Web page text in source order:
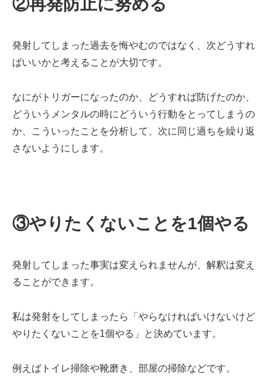
②再発防止に努める
発射してしまった過去を悔やむのではなく、次どうすれ
ばいいかと考えることが大切です。
なにがトリガーになったのか、どうすれば防げたのか、
どういうメンタルの時にどういう行動をとってしまうの
か、こういったことを分析して、次に同じ過ちを繰り返
さないようにします。
③やりたくないことを1個やる
発射してしまった事実は変えられませんが、解釈は変え
ることができます。
私は発射をしてしまったら「やらなければいけないけど
やりたくないことを1個やる」と決めています。
例えばトイレ掃除や靴磨き、部屋の掃除などです。